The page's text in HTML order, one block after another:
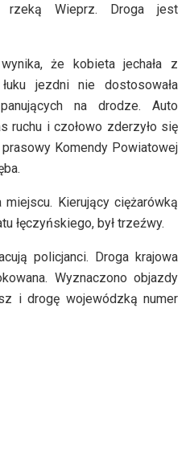
Wieprz. Droga jest
że kobieta jechała z
jezdni nie dostosowała
na drodze. Auto
ruchu i czołowo zderzyło się
Komendy Powiatowej
Kierujący ciężarówką
łęczyńskiego, był trzeźwy.
policjanci. Droga krajowa
Wyznaczono objazdy
i drogę wojewódzką numer